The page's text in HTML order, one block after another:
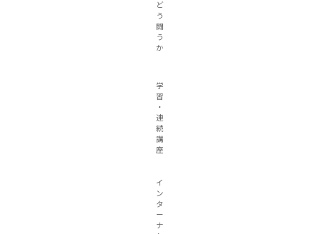
ど
う
闘
う
か
学
習
・
連
続
講
座
イ
ン
タ
ー
ナ